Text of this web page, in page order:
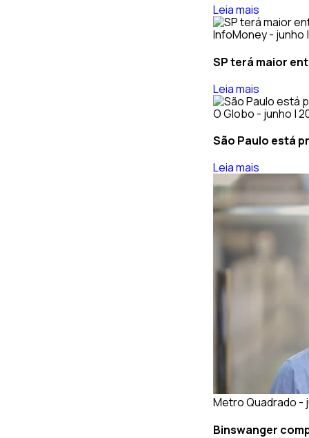
Leia mais
InfoMoney - junho
SP terá maior
Leia mais
O Globo - junho |
São Paulo está
Leia mais
Metro Quadrado -
Binswanger